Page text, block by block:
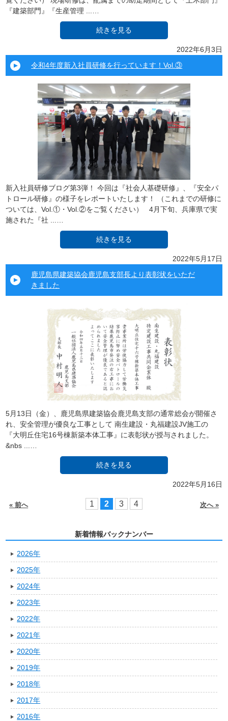
『建築部門』『生産管理 ...…
続きを見る
2022年6月3日
令和4年度新入社員研修を行っています！Vol.③
新入社員研修ブログ第3弾！ 今回は『社会人基礎研修』、『安全パ
トロール研修』の様子をレポートいたします！ （これまでの研修に
ついては、Vol.①・Vol.②をご覧ください） 4月下旬、兵庫県で実
施された『社 ...…
続きを見る
2022年5月17日
鹿児島県建築協会鹿児島支部長より表彰状をいただ
きました
5月13日（金）、鹿児島県建築協会鹿児島支部の通常総会が開催さ
れ、安全管理が優良な工事として 南生建設・丸福建設JV施工の
『大明丘住宅16号棟新築本体工事』に表彰状が授与されました。
&nbs ...…
続きを見る
2022年5月16日
« 前へ 1 2 3 4 次へ »
新着情報バックナンバー
2026年
2025年
2024年
2023年
2022年
2021年
2020年
2019年
2018年
2017年
2016年